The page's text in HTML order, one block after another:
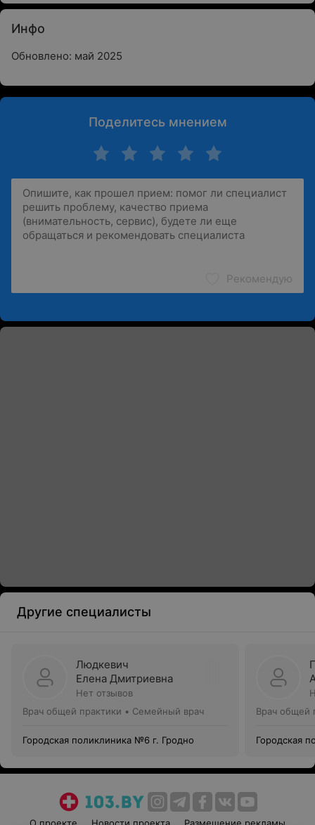
Инфо
Обновлено: май 2025
Поделитесь мнением
Рекомендую
Другие специалисты
Людкевич
Елена Дмитриевна
Нет отзывов
Врач общей практики • Семейный врач
Городская поликлиника №6 г. Гродно
Врач общей
Городская